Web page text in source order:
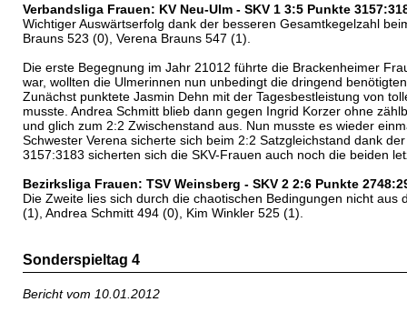
Verbandsliga Frauen: KV Neu-Ulm - SKV 1 3:5 Punkte
Wichtiger Auswärtserfolg dank der besseren Gesamtkegelzahl
Brauns 523 (0), Verena Brauns 547 (1).
Die erste Begegnung im Jahr 21012 führte die Brackenheimer
war, wollten die Ulmerinnen nun unbedingt die dringend
Zunächst punktete Jasmin Dehn mit der Tagesbestleistung von
musste. Andrea Schmitt blieb dann gegen Ingrid Korzer ohne
und glich zum 2:2 Zwischenstand aus. Nun musste es wieder
Schwester Verena sicherte sich beim 2:2 Satzgleichstand dank
3157:3183 sicherten sich die SKV-Frauen auch noch die beiden
Bezirksliga Frauen: TSV Weinsberg - SKV 2 2:6 Punkte
Die Zweite lies sich durch die chaotischen Bedingungen nicht
(1), Andrea Schmitt 494 (0), Kim Winkler 525 (1).
Sonderspieltag 4
Bericht vom 10.01.2012